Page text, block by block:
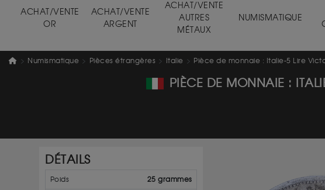
ACHAT/VENTE
OR
ACHAT/VENTE
ARGENT
ACHAT/VENTE
AUTRES
MÉTAUX
NUMISMATIQUE
Numismatique Pièces étrangères Italie Pièce de monnaie : Italie-5 Lire
PIÈCE DE MONNAIE :
DÉTAILS
Poids 25 grammes